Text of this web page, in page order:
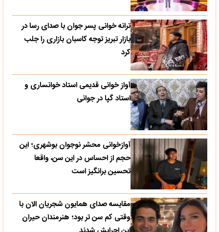
ترانه خوانی پسر جوان با صدای رسا در
بازار تبریز توجه کاسبان بازاری را جلب
کرد
آواز خوانی قدیمی استاد خوانساری و
استاد گپا در جوانی
آوازخوانی محشر نوجوان بوشهری؛ این
حجم از احساس در این سن، واقعا
تحسین‌ برانگیز است
مقایسه صدای همایون شجریان الان با
وقتی کم سن تر بود؛ هنرمندان حیران